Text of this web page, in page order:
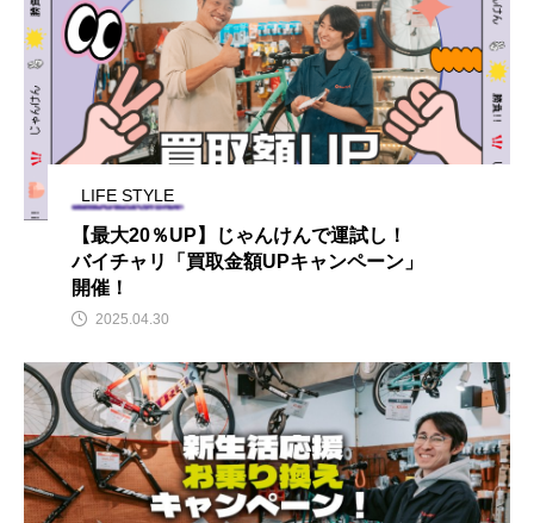
LIFE STYLE
【最大20％UP】じゃんけんで運試し！
バイチャリ「買取金額UPキャンペーン」
開催！
2025.04.30